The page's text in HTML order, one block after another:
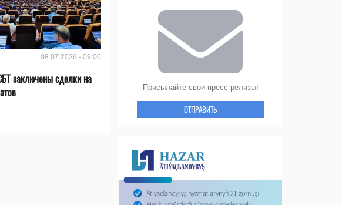
08.07.2026 - 09:00
заключены сделки на
Присылайте свои пресс-релизы!
ОТПРАВИТЬ